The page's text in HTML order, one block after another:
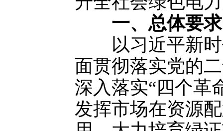
一、总体要求
以习近平新时
面贯彻落实党的
深入落实“四个革
发挥市场在资源